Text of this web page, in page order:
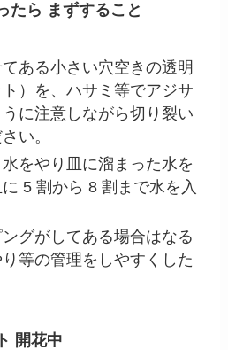
たら まずすること
ある小さい穴空きの透明
）を、ハサミ等でアジサ
に注意しながら切り裂い
い。
をやり皿に溜まった水を
5 割から 8 割まで水を入
グがしてある場合はなる
等の管理をしやすくした
開花中